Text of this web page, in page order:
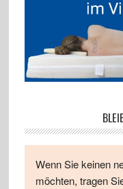
Wenn Sie keinen
möchten, tragen